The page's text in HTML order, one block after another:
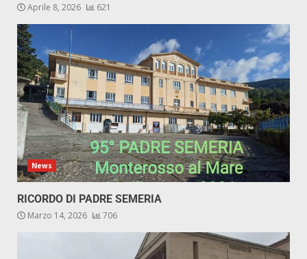
Aprile 8, 2026 621
News
RICORDO DI PADRE SEMERIA
Marzo 14, 2026 706